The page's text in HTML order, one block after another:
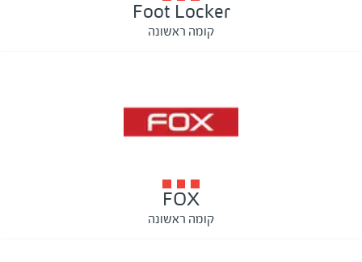
Foot Locker
קומה ראשונה
FOX
קומה ראשונה